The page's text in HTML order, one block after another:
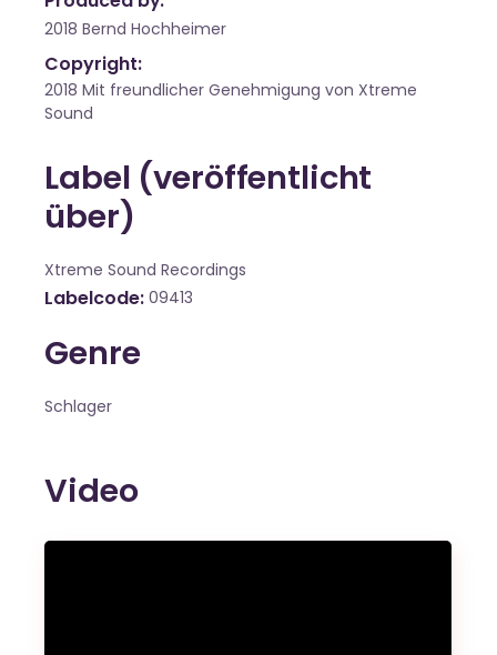
2018 Bernd Hochheimer
Copyright:
2018 Mit freundlicher Genehmigung von Xtreme
Sound
Label (veröffentlicht
über)
Xtreme Sound Recordings
Labelcode 09413
Genre
Schlager
Video